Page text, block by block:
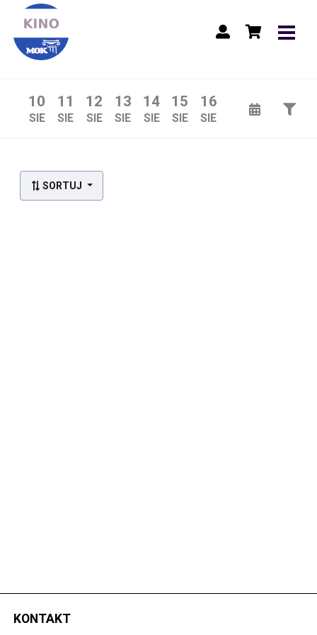
10
SIE
11
SIE
12
SIE
13
SIE
14
SIE
15
SIE
16
SIE
Lista wydarzeń:
SORTUJ
KONTAKT